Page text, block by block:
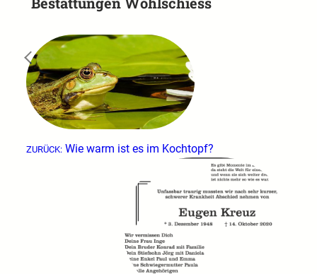
←
ZURÜCK: Wie warm ist es im Kochtopf?